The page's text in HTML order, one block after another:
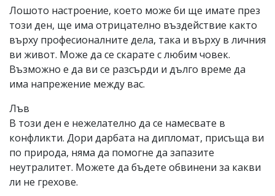
Лошото настроение, което може би ще имате през
този ден, ще има отрицателно въздействие както
върху професионалните дела, така и върху в личния
ви живот. Може да се скарате с любим човек.
Възможно е да ви се разсърди и дълго време да
има напрежение между вас.
Лъв
В този ден е нежелателно да се намесвате в
конфликти. Дори дарбата на дипломат, присъща ви
по природа, няма да помогне да запазите
неутралитет. Можете да бъдете обвинени за какви
ли не грехове.